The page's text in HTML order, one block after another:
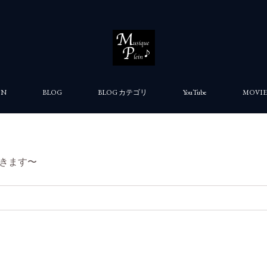
BLOG BLOG カテゴリ YouTube
ます〜